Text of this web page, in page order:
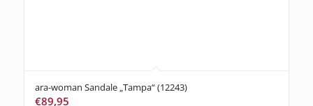
ara-woman Sandale „Tampa“ (12243)
€89,95